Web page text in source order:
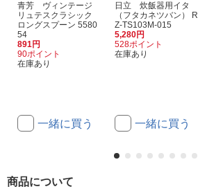
青芳 ヴィンテージ
リュテスクラシック
ロングスプーン 5580
54
891円
90ポイント
在庫あり
一緒に買う
日立 炊飯器用イタ
（フタカネツバン） R
Z-TS103M-015
5,280円
528ポイント
在庫あり
一緒に買う
商品について